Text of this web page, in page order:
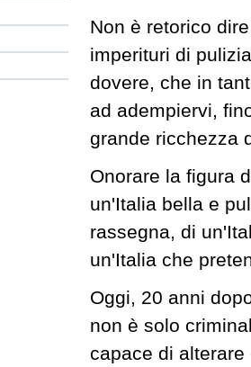
Non è retorico
imperituri di
dovere, che in
ad adempiervi,
grande ricchezza
Onorare la figura
un'Italia bella e
rassegna, di
un'Italia che
Oggi, 20 anni
non è solo
capace di